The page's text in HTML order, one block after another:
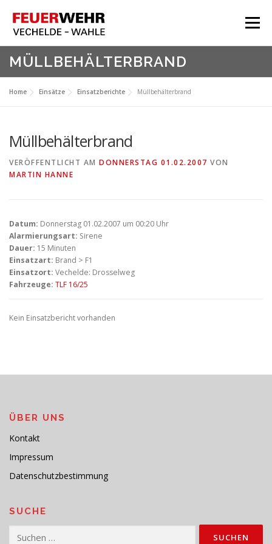
Inhalt
springen
Menü
HOME
MÜLLBEHÄLTERBRAND
Home Einsätze Einsatzberichte Müllbehälterbrand
Müllbehälterbrand
VERÖFFENTLICHT AM DONNERSTAG 01.02.2007 VON
MARTIN HANNE
Datum: Donnerstag 01.02.2007 um 00:20 Uhr
Alarmierungsart: Sirene
Dauer: 15 Minuten
Einsatzart: Brand > F1
Einsatzort: Vechelde: Drosselweg
Fahrzeuge: TLF 16/25
Kein Einsatzbericht vorhanden
ÜBER UNS
Kontakt
Impressum
Datenschutzbestimmung
SUCHE